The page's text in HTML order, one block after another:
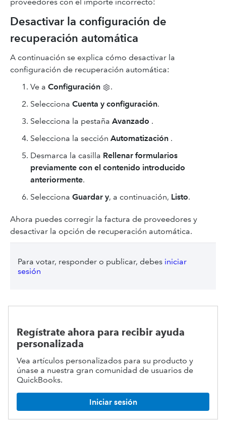
Desactivar la configuración de
recuperación automática
A continuación se explica cómo desactivar la
configuración de recuperación automática:
Ve a Configuración
.
Selecciona Cuenta y configuración.
Selecciona la pestaña Avanzado .
Selecciona la sección Automatización .
Desmarca la casilla Rellenar formularios
previamente con el contenido introducido
anteriormente.
Selecciona Guardar y, a continuación, Listo.
Ahora puedes corregir la factura de proveedores y
desactivar la opción de recuperación automática.
Para votar, responder o publicar, debes iniciar
sesión
Regístrate ahora para recibir ayuda
personalizada
Vea artículos personalizados para su producto y
únase a nuestra gran comunidad de usuarios de
QuickBooks.
Iniciar sesión